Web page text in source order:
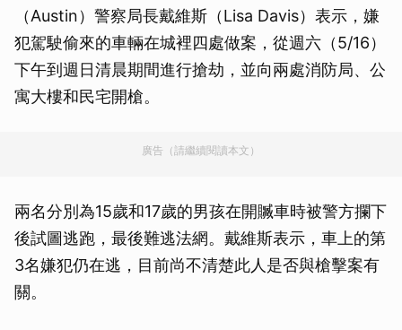
（Austin）警察局長戴維斯（Lisa Davis）表示，嫌
犯駕駛偷來的車輛在城裡四處做案，從週六（5/16）
下午到週日清晨期間進行搶劫，並向兩處消防局、公
寓大樓和民宅開槍。
廣告（請繼續閱讀本文）
兩名分別為15歲和17歲的男孩在開贓車時被警方攔下
後試圖逃跑，最後難逃法網。戴維斯表示，車上的第
3名嫌犯仍在逃，目前尚不清楚此人是否與槍擊案有
關。